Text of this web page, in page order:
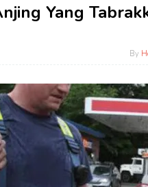
Yang
By